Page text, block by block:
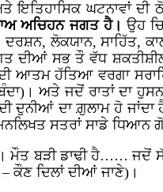
ਅਤੇ ਇਤਿਹਾਸਿਕ ਘਟਨਾਵਾਂ
ਅਚਿਹਨ ਜਗਤ ਹੈ।ਉਹ
ਲੋਕਯਾਨ, ਸਾਹਿੱਤ,
ਸਭ ਤੌ ਵੱਧ ਸ਼ਕਤੀਸ਼ੀਲ
ਆਤਮ ਹੱਤਿਆ ਵਰਗਾ
ਅਤੇ ਜਦੋਂ ਰਾਤਾਂ ਦਾ
ਦੁਨੀਆਂ ਦਾ ਗ਼ੁਲਾਮ ਹੋ
ਸਤਰਾਂ ਸਾਡੇ
ਮੌਤ ਬੜੀ ਡਾਢੀ ਹੈ…… ਜਦੋਂ
ਕੌਣ ਦਿਲਾਂ ਦੀਆਂ ਜਾਣੇ)।